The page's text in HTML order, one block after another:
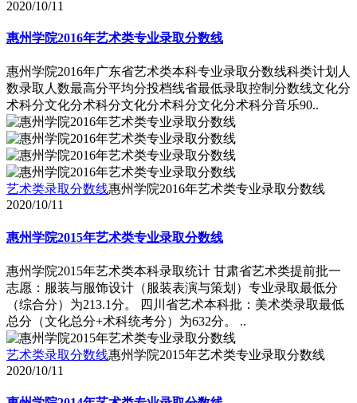
2020/10/11
惠州学院2016年艺术类专业录取分数线
惠州学院2016年广东省艺术类本科专业录取分数线科类计划人
数录取人数最高分平均分投档线省最低录取控制分数线文化分
术科分文化分术科分文化分术科分文化分术科分音乐90..
艺术类录取分数线惠州学院2016年艺术类专业录取分数线
2020/10/11
惠州学院2015年艺术类专业录取分数线
惠州学院2015年艺术类本科录取统计 甘肃省艺术类提前批一
志愿：服装与服饰设计（服装表演与策划）专业录取最低分
（综合分）为213.1分。 四川省艺术本科批：美术类录取最低
总分（文化总分+术科统考分）为632分。 ..
艺术类录取分数线惠州学院2015年艺术类专业录取分数线
2020/10/11